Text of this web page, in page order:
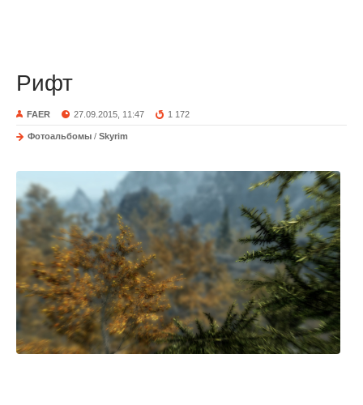
Рифт
FAER 27.09.2015, 11:47 1 172
Фотоальбомы / Skyrim